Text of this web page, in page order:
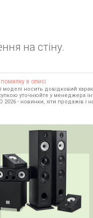
на стіну.
в описі
моделі носить довідковий
уточнюйте у менеджера
2026 - новинки, хіти продажів і